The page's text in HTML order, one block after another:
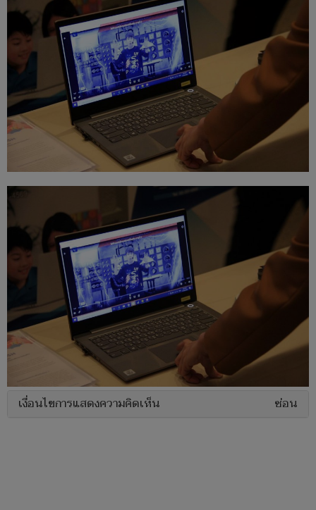
เงื่อนไขการแสดงความคิดเห็น ซ่อน